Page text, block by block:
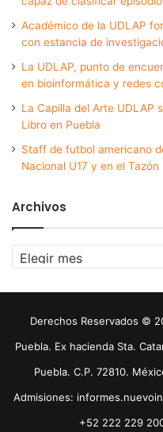
Académico de la UDLAP
con estancia de
La UDLAP, punto de
en bioinformática y redes
La Capilla del Arte UDLAP
Libro en Puebla
Staff de futbol americano
Nacional U17 y en el Tazón
Archivos
Archivos
Derechos Reservados ©
Puebla. Ex hacienda Sta.
Puebla. C.P. 72810.
Admisiones:
+52 222 229